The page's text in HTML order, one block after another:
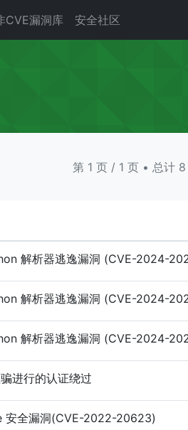
CVE漏洞库 安全社区
第 1 页 / 1 页 • 总计
解析器逃逸漏洞 (CVE-2024-
解析器逃逸漏洞 (CVE-2024-
解析器逃逸漏洞 (CVE-2024-
进行的认证绕过
安全漏洞(CVE-2022-20623)